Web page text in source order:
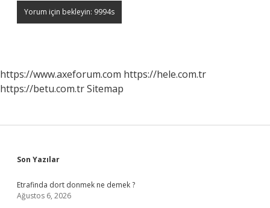
https://www.axeforum.com https://hele.com.tr
https://betu.com.trSitemap
Sidebar
Son Yazılar
Etrafinda dort donmek ne demek ?
Ağustos 6, 2026